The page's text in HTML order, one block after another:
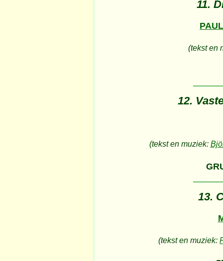
11.
(tekst en
12.
(tekst en muziek:
13.
(tekst en muziek: